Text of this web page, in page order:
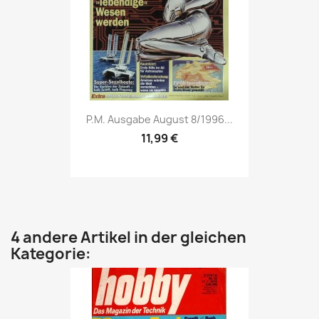
Vorschau
P.M. Ausgabe August 8/1996...
11,99 €
4 andere Artikel in der gleichen
Kategorie: